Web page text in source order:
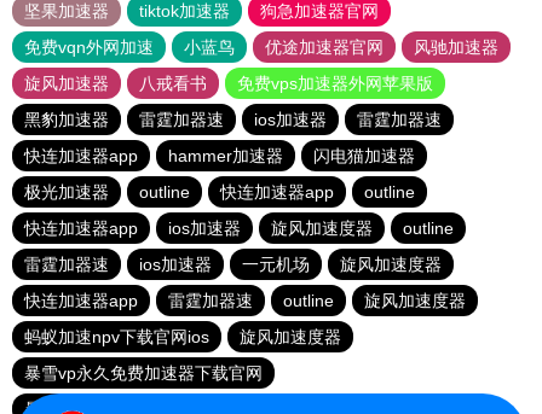
坚果加速器
tiktok加速器
狗急加速器官网
免费vqn外网加速
小蓝鸟 优途加速器官网
风驰加速器
旋风加速器
八戒看书
免费vps加速器外网苹果版
黑豹加速器
雷霆加器速 ios加速器
雷霆加器速
快连加速器app
hammer加速器
闪电猫加速器
极光加速器
outline 快连加速器app
outline
快连加速器app
ios加速器 旋风加速度器
outline
雷霆加器速
ios加速器 一元机场
旋风加速度器
快连加速器app
雷霆加器速 outline
旋风加速度器
蚂蚁加速npv下载官网ios
旋风加速度器
暴雪vp永久免费加速器下载官网
暴雪vp永久免费加速器下载官网